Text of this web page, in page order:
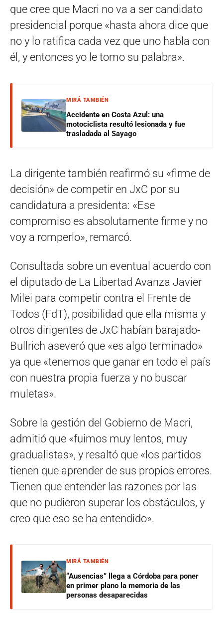
que cree que Macri no va a ser candidato
presidencial porque «hasta ahora dice que
no y lo ratifica cada vez que uno habla con
él, y entonces yo le tomo su palabra».
MIRÁ TAMBIÉN
Accidente en Costa Azul: una
motociclista resultó lesionada y fue
trasladada al Sayago
La dirigente también reafirmó su «firme de
decisión» de competir en JxC por su
candidatura a presidenta: «Ese
compromiso es absolutamente firme y no
voy a romperlo», remarcó.
Consultada sobre un eventual acuerdo con
el diputado de La Libertad Avanza Javier
Milei para competir contra el Frente de
Todos (FdT), posibilidad que ella misma y
otros dirigentes de JxC habían barajado-
Bullrich aseveró que «es algo terminado»
ya que «tenemos que ganar en todo el país
con nuestra propia fuerza y no buscar
muletas».
Sobre la gestión del Gobierno de Macri,
admitió que «fuimos muy lentos, muy
gradualistas», y resaltó que «los partidos
tienen que aprender de sus propios errores.
Tienen que entender las razones por las
que no pudieron superar los obstáculos, y
creo que eso se ha entendido».
MIRÁ TAMBIÉN
“Ausencias” llega a Córdoba para poner
en primer plano la memoria de las
personas desaparecidas